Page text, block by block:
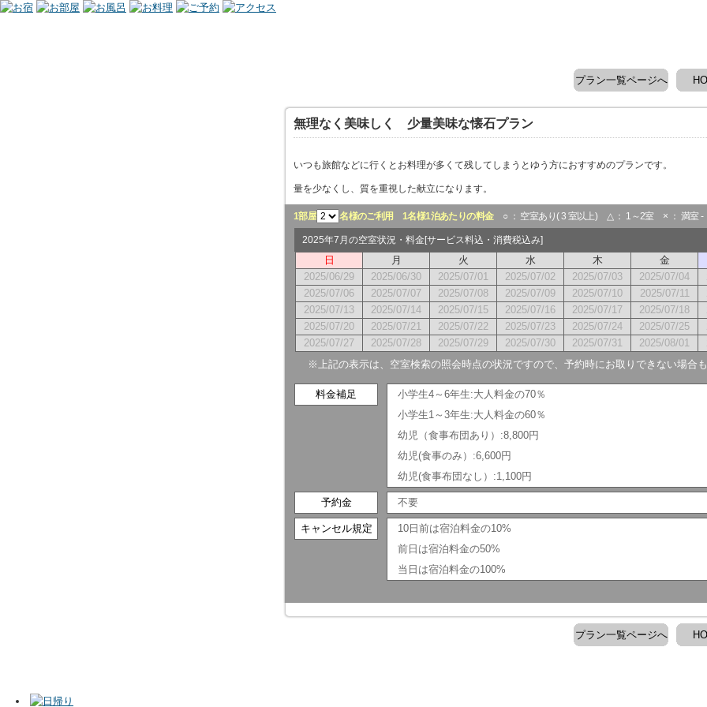
プラン一覧ページへ
無理なく美味しく 少量美味な懐石プラン
いつも旅館などに行くとお料理が多くて残してしまうとゆう方におすすめのプランです。
量を少なくし、質を重視した献立になります。
1部屋 名様のご利用 1名様1泊あたりの料金○ ： 空室あり( 3 室以上) △ ： 1～2室 × ： 満室 -
2025年7月の空室状況・料金[サービス料込・消費税込み]
日 月 火 水 木 金
2025/06/29
2025/06/30 2025/07/01 2025/07/02 2025/07/03 2025/07/04
2025/07/06
2025/07/07 2025/07/08 2025/07/09 2025/07/10 2025/07/11
2025/07/13
2025/07/14 2025/07/15 2025/07/16 2025/07/17 2025/07/18
2025/07/20
2025/07/21 2025/07/22 2025/07/23 2025/07/24 2025/07/25
2025/07/27
2025/07/28 2025/07/29 2025/07/30 2025/07/31 2025/08/01
※上記の表示は、空室検索の照会時点の状況ですので、予約時にお取りできない場合も
料金補足
小学生4～6年生:大人料金の70％
小学生1～3年生:大人料金の60％
幼児（食事布団あり）:8,800円
幼児(食事のみ）:6,600円
幼児(食事布団なし）:1,100円
予約金 不要
キャンセル規定
10日前は宿泊料金の10%
前日は宿泊料金の50%
当日は宿泊料金の100%
プラン一覧ページへ